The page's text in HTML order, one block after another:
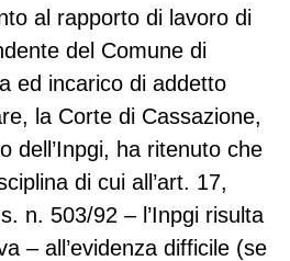
al rapporto di lavoro di
del Comune di
ed incarico di addetto
la Corte di Cassazione,
dell’Inpgi, ha ritenuto che
di cui all’art. 17,
n. 503/92 – l’Inpgi risulta
– all’evidenza difficile (se